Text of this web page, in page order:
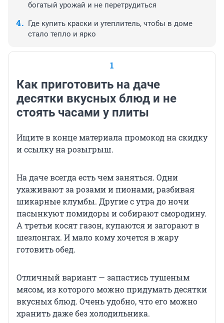
богатый урожай и не перетрудиться
Где купить краски и утеплитель, чтобы в доме
стало тепло и ярко
1
Как приготовить на даче
десятки вкусных блюд и не
стоять часами у плиты
Ищите в конце материала промокод на скидку
и ссылку на розыгрыш.
На даче всегда есть чем заняться. Одни
ухаживают за розами и пионами, разбивая
шикарные клумбы. Другие с утра до ночи
пасынкуют помидоры и собирают смородину.
А третьи косят газон, купаются и загорают в
шезлонгах. И мало кому хочется в жару
готовить обед.
Отличный вариант — запастись тушеным
мясом, из которого можно придумать десятки
вкусных блюд. Очень удобно, что его можно
хранить даже без холодильника.